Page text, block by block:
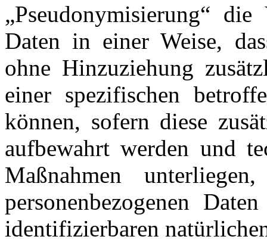
„Pseudonymisierung“ die
Daten in einer Weise,
ohne Hinzuziehung
einer spezifischen
können, sofern diese
aufbewahrt werden und
Maßnahmen
personenbezogenen
identifizierbaren